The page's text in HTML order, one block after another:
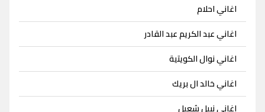
اغاني احلام
اغاني عبد الكريم عبد القادر
اغاني نوال الكويتية
اغاني خالد ال بريك
اغاني نبيل شعيل